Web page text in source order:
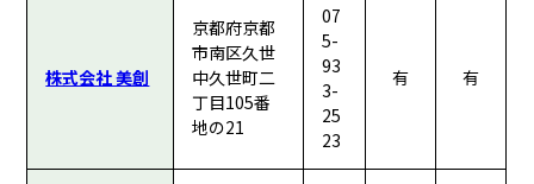
株式会社 美創
京都府京都
市南区久世
中久世町二
丁目105番
地の21
07
5-
93
3-
25
23
有 有